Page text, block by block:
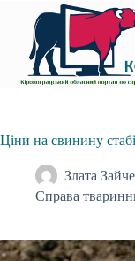
вмісту
Ціни на свинину
Злата
Справа